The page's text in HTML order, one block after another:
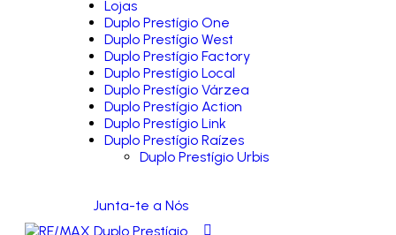
Lojas
Duplo Prestígio One
Duplo Prestígio West
Duplo Prestígio Factory
Duplo Prestígio Local
Duplo Prestígio Várzea
Duplo Prestígio Action
Duplo Prestígio Link
Duplo Prestígio Raízes
Duplo Prestígio Urbis
Junta-te a Nós